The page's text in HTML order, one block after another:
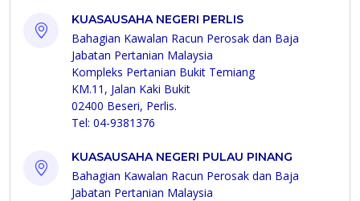
KUASAUSAHA NEGERI PERLIS
Bahagian Kawalan Racun Perosak dan Baja
Jabatan Pertanian Malaysia
Kompleks Pertanian Bukit Temiang
KM.11, Jalan Kaki Bukit
02400 Beseri, Perlis.
Tel: 04-9381376
KUASAUSAHA NEGERI PULAU PINANG
Bahagian Kawalan Racun Perosak dan Baja
Jabatan Pertanian Malaysia